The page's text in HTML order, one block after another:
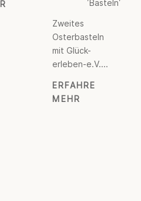
Basteln
Zweites
Osterbasteln
mit Glück-
erleben-e.V....
ERFAHRE
MEHR